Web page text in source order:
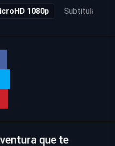
1080p Subtitulada
que te